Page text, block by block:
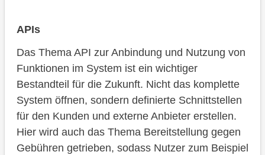
APIs
Das Thema API zur Anbindung und Nutzung von
Funktionen im System ist ein wichtiger
Bestandteil für die Zukunft. Nicht das komplette
System öffnen, sondern definierte Schnittstellen
für den Kunden und externe Anbieter erstellen.
Hier wird auch das Thema Bereitstellung gegen
Gebühren getrieben, sodass Nutzer zum Beispiel